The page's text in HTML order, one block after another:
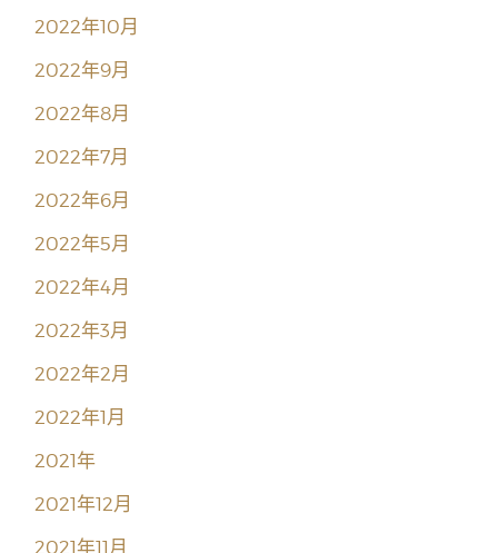
2022年10月
2022年9月
2022年8月
2022年7月
2022年6月
2022年5月
2022年4月
2022年3月
2022年2月
2022年1月
2021年
2021年12月
2021年11月